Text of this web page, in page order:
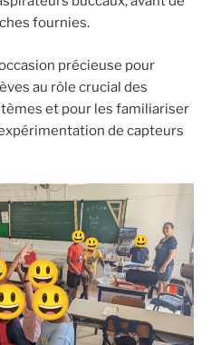
fournies.
précieuse pour
au rôle crucial des
et pour les familiariser
de capteurs